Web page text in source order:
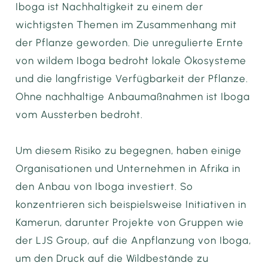
Iboga ist Nachhaltigkeit zu einem der
wichtigsten Themen im Zusammenhang mit
der Pflanze geworden. Die unregulierte Ernte
von wildem Iboga bedroht lokale Ökosysteme
und die langfristige Verfügbarkeit der Pflanze.
Ohne nachhaltige Anbaumaßnahmen ist Iboga
vom Aussterben bedroht.
Um diesem Risiko zu begegnen, haben einige
Organisationen und Unternehmen in Afrika in
den Anbau von Iboga investiert. So
konzentrieren sich beispielsweise Initiativen in
Kamerun, darunter Projekte von Gruppen wie
der LJS Group, auf die Anpflanzung von Iboga,
um den Druck auf die Wildbestände zu